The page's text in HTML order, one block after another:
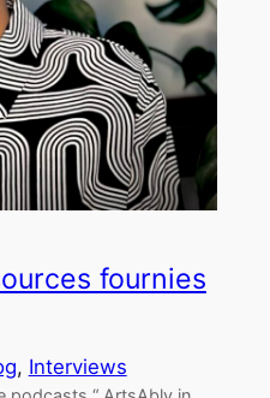
fournies
, Interviews